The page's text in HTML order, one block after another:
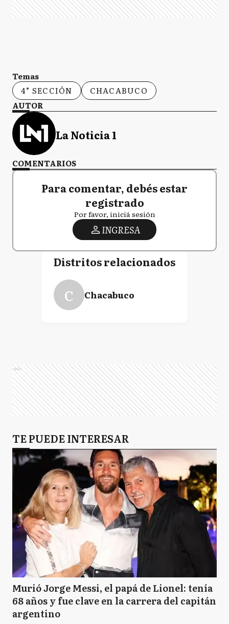
Temas
4° SECCIÓN
CHACABUCO
AUTOR
La Noticia 1
COMENTARIOS
Para comentar, debés estar
registrado
Por favor, iniciá sesión
INGRESA
Distritos relacionados
C Chacabuco
Ads
TE PUEDE INTERESAR
Murió Jorge Messi, el papá de Lionel: tenía
68 años y fue clave en la carrera del capitán
argentino